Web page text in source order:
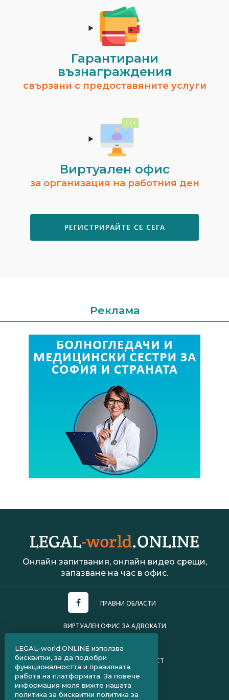
Гарантирани
възнаграждения
свързани с предоставяните услуги
Виртуален офис
за организация на работния ден
РЕГИСТРИРАЙТЕ СЕ СЕГА
Реклама
Онлайн запитвания, онлайн видео срещи,
запазване на час в офис.
ПРАВНИ ОБЛАСТИ
ВИРТУАЛЕН ОФИС ЗА АДВОКАТИ
ПОЛИТИКА ЗА ПОВЕРИТЕЛНОСТ
ЧЗВ ЗА КЛИЕНТИ
ЧЗВ ЗА АДВОКАТИ
LEGAL-world.ONLINE използва
бисквитки, за да подобри
функционалността и правилната
работа на платформата. За повече
информация моля вижте нашата
политика за бисквитки политика за